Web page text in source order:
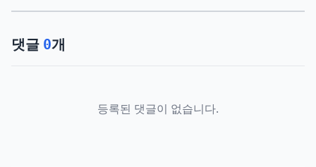
댓글 0개
등록된 댓글이 없습니다.